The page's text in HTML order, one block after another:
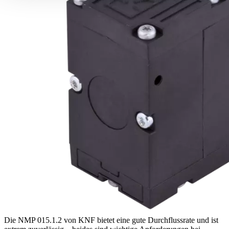
Die NMP 015.1.2 von KNF bietet eine gute Durchflussrate und ist